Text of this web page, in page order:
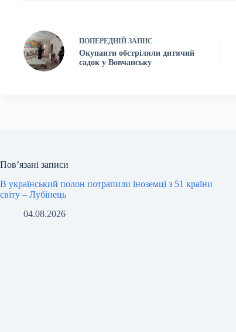
ПОПЕРЕДНІЙ ЗАПИС
Окупанти обстріляли дитячий
садок у Вовчанську
Пов’язані записи
В український полон потрапили іноземці з 51 країни
світу – Лубінець
04.08.2026